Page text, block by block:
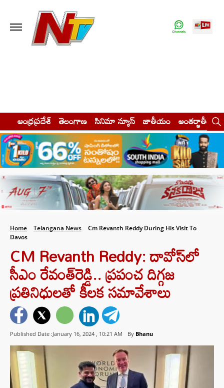
ఆంధ్రప్రదేశ్ తెలంగాణ సినిమా న్యూస్ జాతీయం అంతర్జాతీయం
Home Telangana News
Cm Revanth Reddy During His Visit To
Davos
CM Revanth Reddy: దావోస్​లో
సీఎం రేవంత్​రెడ్డి.. ప్రపంచ దిగ్గజ
ప్రతినిధులతో కీలక సమావేశాలు
Published Date :January 16, 2024 , 10:21 AM By Bhanu